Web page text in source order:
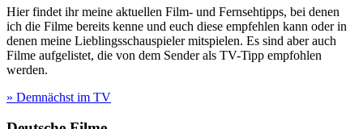
Hier findet ihr meine aktuellen Film- und Fernsehtipps, bei denen
ich die Filme bereits kenne und euch diese empfehlen kann oder in
denen meine Lieblingsschauspieler mitspielen. Es sind aber auch
Filme aufgelistet, die von dem Sender als TV-Tipp empfohlen
werden.
» Demnächst im TV